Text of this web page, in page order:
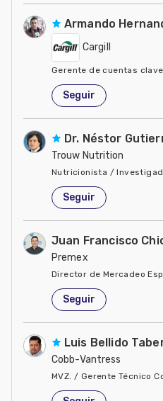
Armando
Cargill
Gerente de cuentas clave
Estados Unidos de
Seguir
Dr. Néstor
Trouw Nutrition
Nutricionista /
Estados Unidos de
Seguir
Juan Francisco
Premex
Director de Mercadeo
Estados Unidos de
Seguir
Luis Bellido
Cobb-Vantress
MVZ. / Gerente Técnico
Estados Unidos de